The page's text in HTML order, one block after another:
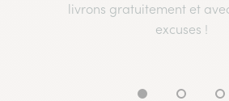
livrons gratuitement et
excuses !